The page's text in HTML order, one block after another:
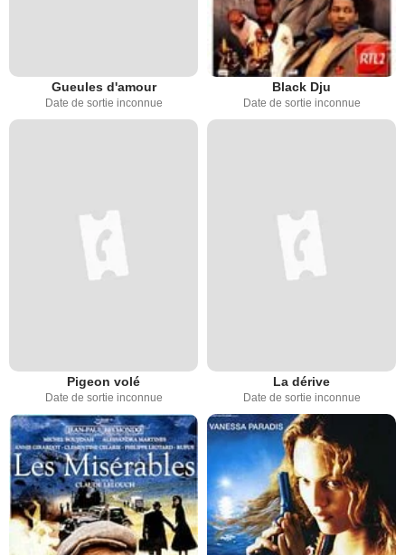
Gueules d'amour
Date de sortie inconnue
Black Dju
Date de sortie inconnue
Pigeon volé
Date de sortie inconnue
La dérive
Date de sortie inconnue